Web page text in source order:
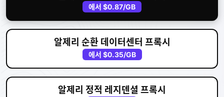
에서 $0.87/GB
알제리 순환 데이터센터 프록시
에서 $0.35/GB
알제리 정적 레지덴셜 프록시